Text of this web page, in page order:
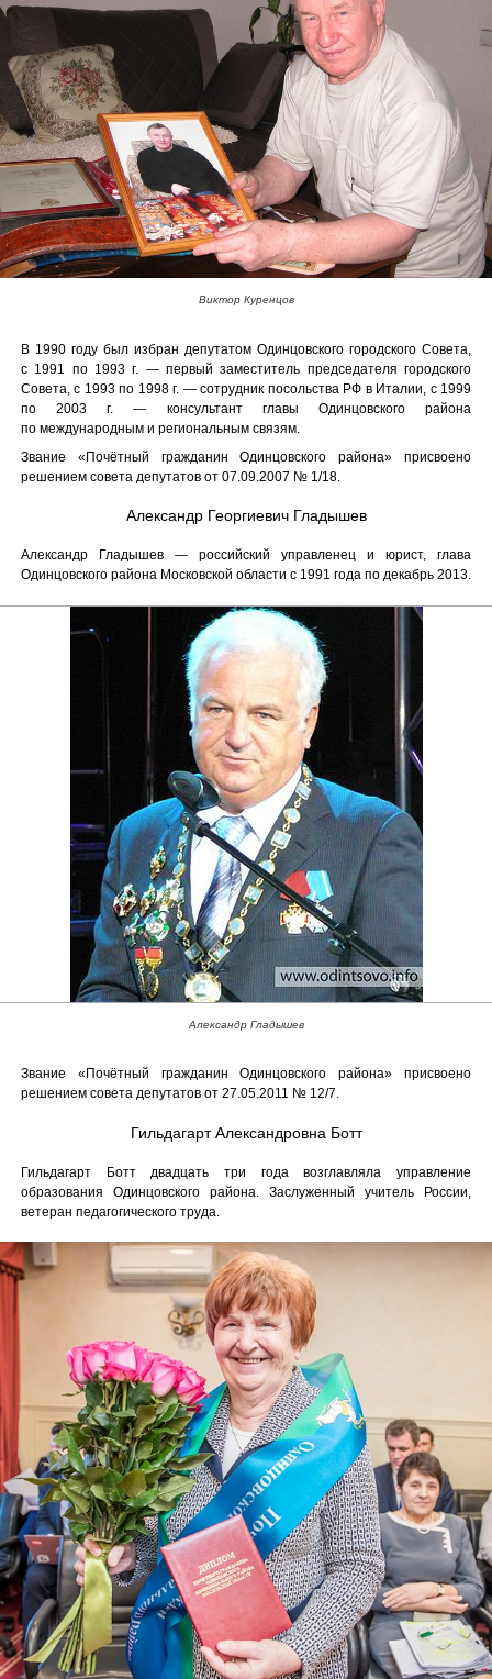
Виктор Куренцов
В 1990 году был избран депутатом Одинцовского городского Совета,
с 1991 по 1993 г. — первый заместитель председателя городского
Совета, с 1993 по 1998 г. — сотрудник посольства РФ в Италии, с 1999
по 2003 г. — консультант главы Одинцовского района
по международным и региональным связям.
Звание «Почётный гражданин Одинцовского района» присвоено
решением совета депутатов от 07.09.2007 № 1/18.
Александр Георгиевич Гладышев
Александр Гладышев — российский управленец и юрист, глава
Одинцовского района Московской области с 1991 года по декабрь 2013.
Александр Гладышев
Звание «Почётный гражданин Одинцовского района» присвоено
решением совета депутатов от 27.05.2011 № 12/7.
Гильдагарт Александровна Ботт
Гильдагарт Ботт двадцать три года возглавляла управление
образования Одинцовского района. Заслуженный учитель России,
ветеран педагогического труда.